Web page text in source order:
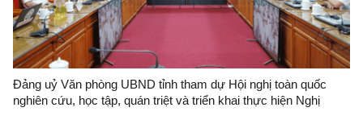
Đảng uỷ Văn phòng UBND tỉnh tham dự Hội nghị toàn quốc
nghiên cứu, học tập, quán triệt và triển khai thực hiện Nghị